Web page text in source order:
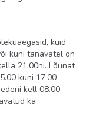
kuid
kuni tänavatel on
21.00ni. Lõunat
kuni 17.00–
kell 08.00–
ka